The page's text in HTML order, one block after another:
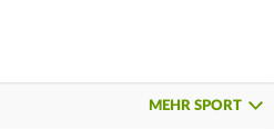
MEHR SPORT